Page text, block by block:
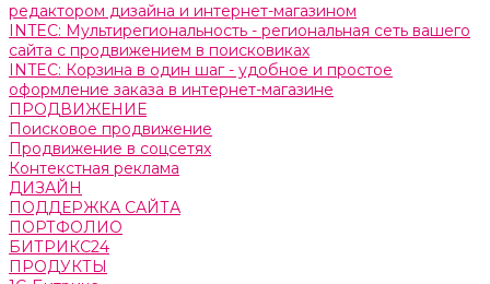
редактором дизайна и интернет-магазином
INTEC: Мультирегиональность - региональная сеть вашего
сайта с продвижением в поисковиках
INTEC: Корзина в один шаг - удобное и простое
оформление заказа в интернет-магазине
ПРОДВИЖЕНИЕ
Поисковое продвижение
Продвижение в соцсетях
Контекстная реклама
ДИЗАЙН
ПОДДЕРЖКА САЙТА
ПОРТФОЛИО
БИТРИКС24
ПРОДУКТЫ